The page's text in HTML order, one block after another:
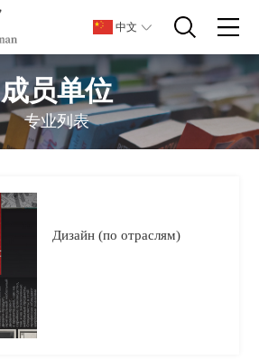
中文
成员单位
专业列表
Дизайн (по отраслям)